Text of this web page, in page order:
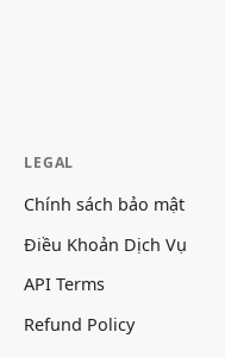
LEGAL
Chính sách bảo mật
Điều Khoản Dịch Vụ
API Terms
Refund Policy